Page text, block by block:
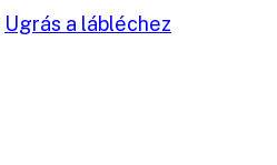
Ugrás a lábléchez